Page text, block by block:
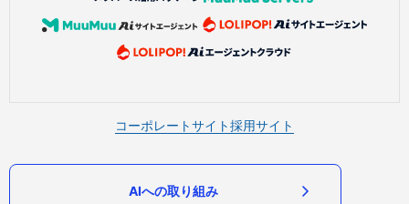
コーポレートサイト採用サイト
AIへの取り組み